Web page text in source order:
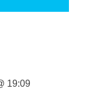
19:09